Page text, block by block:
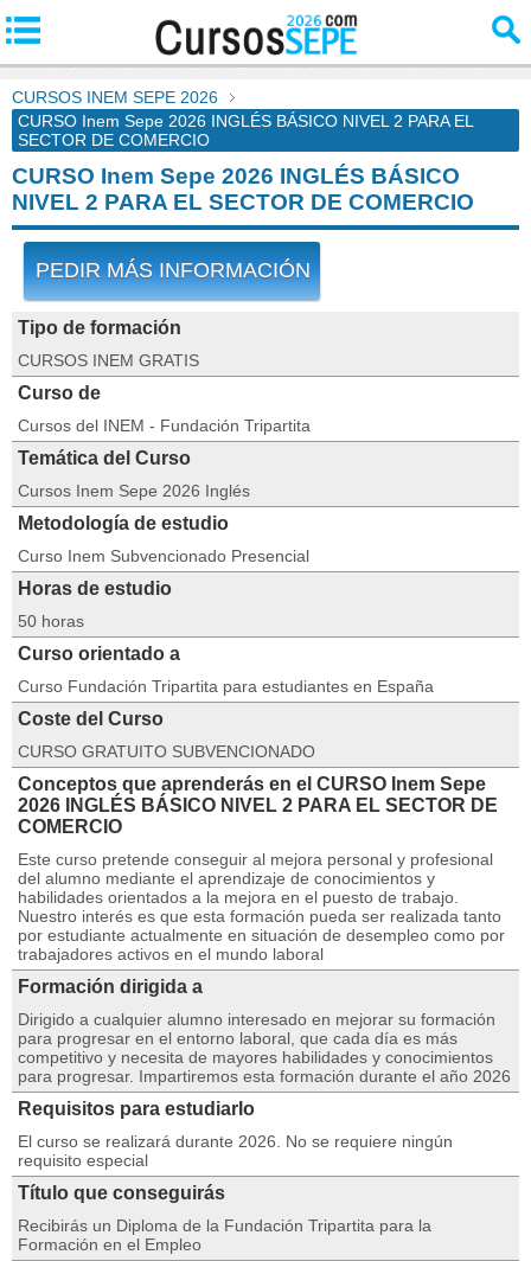
CURSOS INEM SEPE 2026
CURSO Inem Sepe 2026 INGLÉS BÁSICO NIVEL 2 PARA EL
SECTOR DE COMERCIO
CURSO Inem Sepe 2026 INGLÉS BÁSICO
NIVEL 2 PARA EL SECTOR DE COMERCIO
PEDIR MÁS INFORMACIÓN
Tipo de formación
CURSOS INEM GRATIS
Curso de
Cursos del INEM - Fundación Tripartita
Temática del Curso
Cursos Inem Sepe 2026 Inglés
Metodología de estudio
Curso Inem Subvencionado Presencial
Horas de estudio
50 horas
Curso orientado a
Curso Fundación Tripartita para estudiantes en España
Coste del Curso
CURSO GRATUITO SUBVENCIONADO
Conceptos que aprenderás en el CURSO Inem Sepe
2026 INGLÉS BÁSICO NIVEL 2 PARA EL SECTOR DE
COMERCIO
Este curso pretende conseguir al mejora personal y profesional
del alumno mediante el aprendizaje de conocimientos y
habilidades orientados a la mejora en el puesto de trabajo.
Nuestro interés es que esta formación pueda ser realizada tanto
por estudiante actualmente en situación de desempleo como por
trabajadores activos en el mundo laboral
Formación dirigida a
Dirigido a cualquier alumno interesado en mejorar su formación
para progresar en el entorno laboral, que cada día es más
competitivo y necesita de mayores habilidades y conocimientos
para progresar. Impartiremos esta formación durante el año 2026
Requisitos para estudiarlo
El curso se realizará durante 2026. No se requiere ningún
requisito especial
Título que conseguirás
Recibirás un Diploma de la Fundación Tripartita para la
Formación en el Empleo